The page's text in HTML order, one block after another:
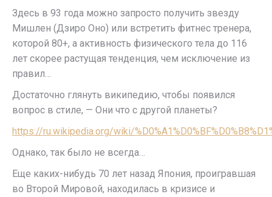
Здесь в 93 года можно запросто получить звезду
Мишлен (Дзиро Оно) или встретить фитнес тренера,
которой 80+, а активность физического тела до 116
лет скорее растущая тенденция, чем исключение из
правил…
Достаточно глянуть википедию, чтобы появился
вопрос в стиле, — Они что с другой планеты?
https://ru.wikipedia.org/wiki/
Однако, так было не всегда…
Еще каких-нибудь 70 лет назад Япония, проигравшая
во Второй Мировой, находилась в кризисе и